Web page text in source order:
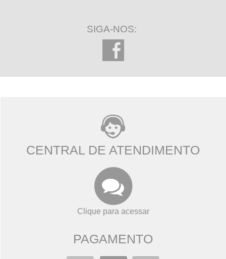
SIGA-NOS:
CENTRAL DE ATENDIMENTO
Clique para acessar
PAGAMENTO